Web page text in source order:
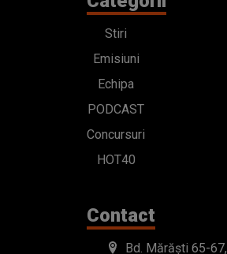
Stiri
Emisiuni
Echipa
PODCAST
Concursuri
HOT40
Contact
Bd. Mărăști 65-67,